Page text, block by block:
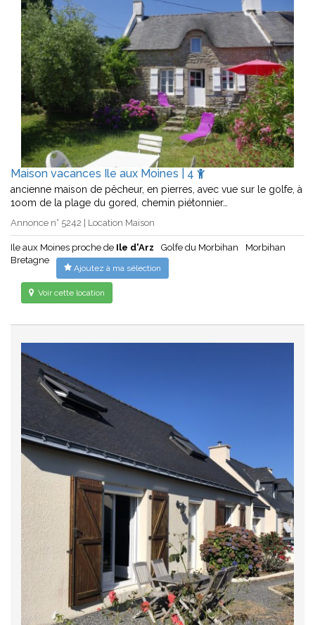
Maison vacances Ile aux Moines | 4
ancienne maison de pêcheur, en pierres, avec vue sur le golfe, à
1oom de la plage du gored, chemin piétonnier…
Annonce n° 5242 | Location Maison
Ile aux Moines proche de Ile d'Arz Golfe du Morbihan
Morbihan
Bretagne
Ajoutez à ma sélection
Voir cette location